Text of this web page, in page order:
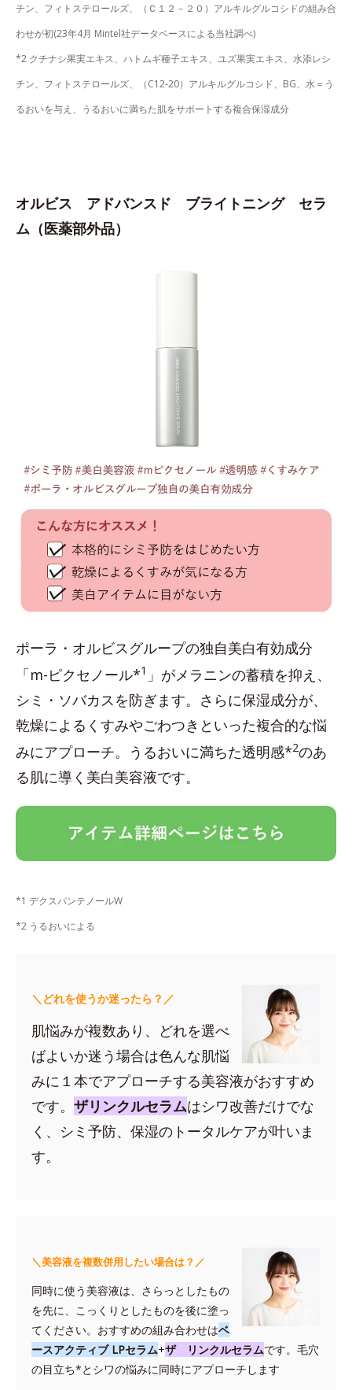
チン、フィトステロールズ、（Ｃ１２－２０）アルキルグルコシドの組み合
わせが初(23年4月 Mintel社データベースによる当社調べ)
*2 クチナシ果実エキス、ハトムギ種子エキス、ユズ果実エキス、水添レシ
チン、フィトステロールズ、（C12-20）アルキルグルコシド、BG、水＝う
るおいを与え、うるおいに満ちた肌をサポートする複合保湿成分
オルビス アドバンスド ブライトニング セラ
ム（医薬部外品）
ポーラ・オルビスグループの独自美白有効成分
「m-ピクセノール*1 」がメラニンの蓄積を抑え、
シミ・ソバカスを防ぎます。さらに保湿成分が、
乾燥によるくすみやごわつきといった複合的な悩
みにアプローチ。うるおいに満ちた透明感*2のあ
る肌に導く美白美容液です。
*1 デクスパンテノールW
*2 うるおいによる
＼どれを使うか迷ったら？／
肌悩みが複数あり、どれを選べ
ばよいか迷う場合は色んな肌悩
みに１本でアプローチする美容液がおすすめ
です。 ザリンクルセラムはシワ改善だけでな
く、シミ予防、保湿のトータルケアが叶いま
す。
＼美容液を複数併用したい場合は？／
同時に使う美容液は、さらっとしたもの
を先に、こっくりとしたものを後に塗っ
てください。おすすめの組み合わせはベ
ースアクティブ LPセラム+ザ リンクルセラムです。毛穴
の目立ち*とシワの悩みに同時にアプローチします